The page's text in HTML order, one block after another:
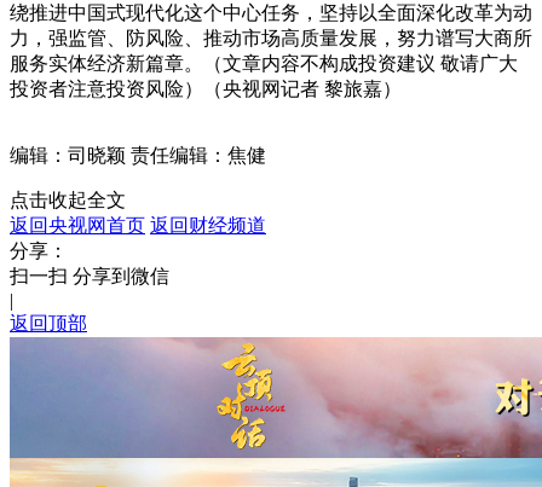
绕推进中国式现代化这个中心任务，坚持以全面深化改革为动
力，强监管、防风险、推动市场高质量发展，努力谱写大商所
服务实体经济新篇章。（文章内容不构成投资建议 敬请广大
投资者注意投资风险）（央视网记者 黎旅嘉）
编辑：司晓颖 责任编辑：焦健
点击收起全文
返回央视网首页 返回财经频道
分享：
扫一扫 分享到微信
|
返回顶部